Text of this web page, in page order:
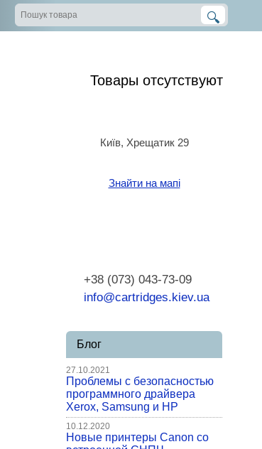
Товары отсутствуют
Київ, Хрещатик 29
Знайти на мапі
+38 (073) 043-73-09
info@cartridges.kiev.ua
Блог
27.10.2021
Проблемы с безопасностью
программного драйвера
Xerox, Samsung и HP
10.12.2020
Новые принтеры Canon со